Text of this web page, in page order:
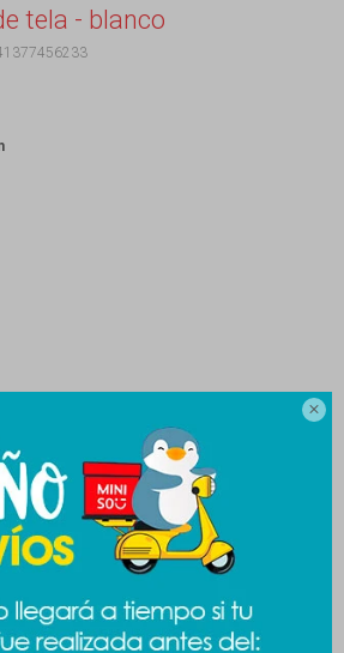

tela - blanco
que te pueden interesar